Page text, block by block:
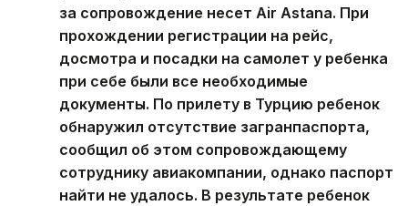
за сопровождение несет Air Astana. При
прохождении регистрации на рейс,
досмотра и посадки на самолет у ребенка
при себе были все необходимые
документы. По прилету в Турцию ребенок
обнаружил отсутствие загранпаспорта,
сообщил об этом сопровождающему
сотруднику авиакомпании, однако паспорт
найти не удалось. В результате ребенок